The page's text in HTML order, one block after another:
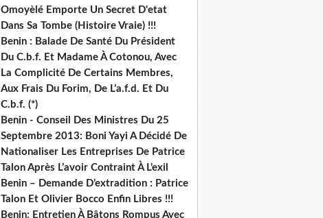
Omoyèlé Emporte Un Secret D'etat
Dans Sa Tombe (Histoire Vraie) !!!
Benin : Balade De Santé Du Président
Du C.b.f. Et Madame À Cotonou, Avec
La Complicité De Certains Membres,
Aux Frais Du Forim, De L’a.f.d. Et Du
C.b.f. (*)
Benin - Conseil Des Ministres Du 25
Septembre 2013: Boni Yayi A Décidé De
Nationaliser Les Entreprises De Patrice
Talon Après L’avoir Contraint À L’exil
Benin – Demande D’extradition : Patrice
Talon Et Olivier Bocco Enfin Libres !!!
Benin: Entretien À Bâtons Rompus Avec